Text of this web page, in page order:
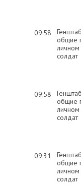
09:58
общие
личном
солдат
09:58
общие
личном
солдат
09:31
общие
личном
солдат